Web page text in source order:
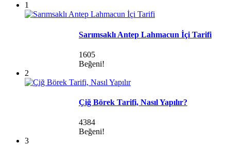
1
Sarımsaklı Antep Lahmacun İçi Tarifi
1605
Beğeni!
2
Çiğ Börek Tarifi, Nasıl Yapılır?
4384
Beğeni!
3